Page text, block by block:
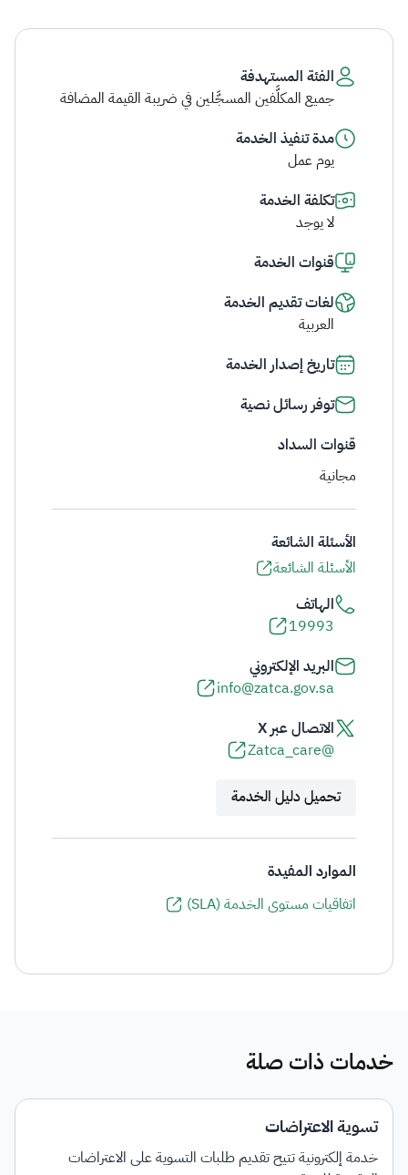
الفئة المستهدفة
جميع المكلَّفين المسجَّلين في ضريبة القيمة المضافة
مدة تنفيذ الخدمة
يوم عمل
تكلفة الخدمة
لا يوجد
قنوات الخدمة
لغات تقديم الخدمة
العربية
تاريخ إصدار الخدمة
توفر رسائل نصية
قنوات السداد
مجانية
الأسئلة الشائعة
الأسئلة الشائعة
الهاتف
19993
البريد الإلكتروني
info@zatca.gov.sa
الاتصال عبر X
@Zatca_care
تحميل دليل الخدمة
الموارد المفيدة
اتفاقيات مستوى الخدمة (SLA)
خدمات ذات صلة
تسوية الاعتراضات
خدمة إلكترونية تتيح تقديم طلبات التسوية على الاعتراضات